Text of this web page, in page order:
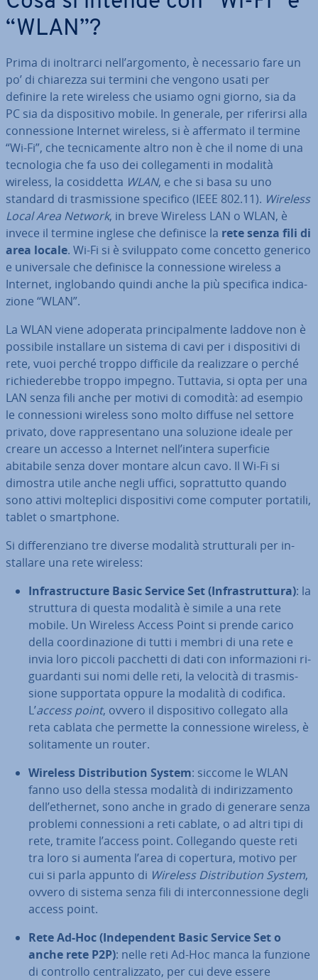
“WLAN”?
Prima di inol­trar­ci nell’argomento, è ne­ces­sa­rio fare un
po’ di chiarezza sui termini che vengono usati per
definire la rete wireless che usiamo ogni giorno, sia da
PC sia da di­spo­si­ti­vo mobile. In generale, per riferirsi alla
con­nes­sio­ne Internet wireless, si è affermato il termine
“Wi-Fi”, che tec­ni­ca­men­te altro non è che il nome di una
tec­no­lo­gia che fa uso dei col­le­ga­men­ti in modalità
wireless, la co­sid­det­ta WLAN, e che si basa su uno
standard di tra­smis­sio­ne specifico (IEEE 802.11). Wireless
Local Area Network, in breve Wireless LAN o WLAN, è
invece il termine inglese che definisce la rete senza fili di
area locale. Wi-Fi si è svi­lup­pa­to come concetto generico
e uni­ver­sa­le che definisce la con­nes­sio­ne wireless a
Internet, in­glo­ban­do quindi anche la più specifica in­di­ca­
zio­ne “WLAN”.
La WLAN viene adoperata prin­ci­pal­men­te laddove non è
possibile in­stal­la­re un sistema di cavi per i di­spo­si­ti­vi di
rete, vuoi perché troppo difficile da rea­liz­za­re o perché
ri­chie­de­reb­be troppo impegno. Tuttavia, si opta per una
LAN senza fili anche per motivi di comodità: ad esempio
le con­nes­sio­ni wireless sono molto diffuse nel settore
privato, dove rap­pre­sen­ta­no una soluzione ideale per
creare un accesso a Internet nell’intera su­per­fi­cie
abitabile senza dover montare alcun cavo. Il Wi-Fi si
dimostra utile anche negli uffici, so­prat­tut­to quando
sono attivi mol­te­pli­ci di­spo­si­ti­vi come computer portatili,
tablet o smart­pho­ne.
Si dif­fe­ren­zia­no tre diverse modalità strut­tu­ra­li per in­
stal­la­re una rete wireless:
In­fra­struc­tu­re Basic Service Set (In­fra­strut­tu­ra): la
struttura di questa modalità è simile a una rete
mobile. Un Wireless Access Point si prende carico
della coor­di­na­zio­ne di tutti i membri di una rete e
invia loro piccoli pacchetti di dati con in­for­ma­zio­ni ri­
guar­dan­ti sui nomi delle reti, la velocità di tra­smis­
sio­ne sup­por­ta­ta oppure la modalità di codifica.
L’access point, ovvero il di­spo­si­ti­vo collegato alla
reta cablata che permette la con­nes­sio­ne wireless, è
so­li­ta­men­te un router.
Wireless Di­stri­bu­tion System: siccome le WLAN
fanno uso della stessa modalità di in­di­riz­za­men­to
dell’ethernet, sono anche in grado di generare senza
problemi con­nes­sio­ni a reti cablate, o ad altri tipi di
rete, tramite l’access point. Col­le­gan­do queste reti
tra loro si aumenta l’area di copertura, motivo per
cui si parla appunto di Wireless Di­stri­bu­tion System,
ovvero di sistema senza fili di in­ter­con­nes­sio­ne degli
access point.
Rete Ad-Hoc (In­de­pen­dent Basic Service Set o
anche rete P2P): nelle reti Ad-Hoc manca la funzione
di controllo cen­tra­liz­za­to, per cui deve essere